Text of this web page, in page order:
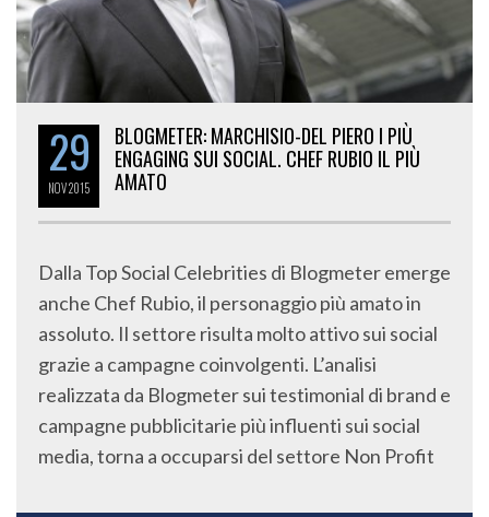
29
NOV2015
BLOGMETER: MARCHISIO-DEL PIERO I PIÙ
ENGAGING SUI SOCIAL. CHEF RUBIO IL PIÙ
AMATO
Dalla Top Social Celebrities di Blogmeter emerge
anche Chef Rubio, il personaggio più amato in
assoluto. Il settore risulta molto attivo sui social
grazie a campagne coinvolgenti. L’analisi
realizzata da Blogmeter sui testimonial di brand e
campagne pubblicitarie più influenti sui social
media, torna a occuparsi del settore Non Profit